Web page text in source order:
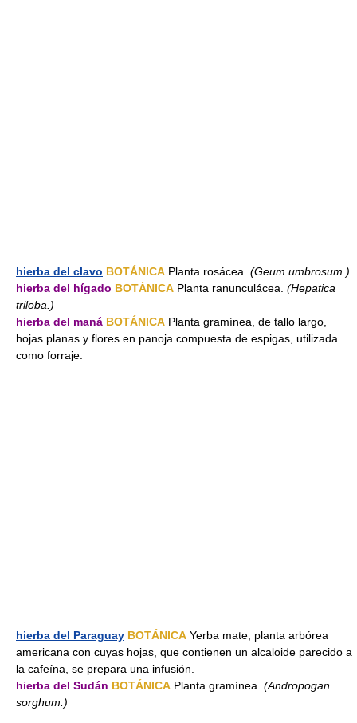
hierba del clavo BOTÁNICA Planta rosácea. (Geum umbrosum.)
hierba del hígado BOTÁNICA Planta ranunculácea. (Hepatica
triloba.)
hierba del maná BOTÁNICA Planta gramínea, de tallo largo,
hojas planas y flores en panoja compuesta de espigas, utilizada
como forraje.
hierba del Paraguay BOTÁNICA Yerba mate, planta arbórea
americana con cuyas hojas, que contienen un alcaloide parecido a
la cafeína, se prepara una infusión.
hierba del Sudán BOTÁNICA Planta gramínea. (Andropogan
sorghum.)